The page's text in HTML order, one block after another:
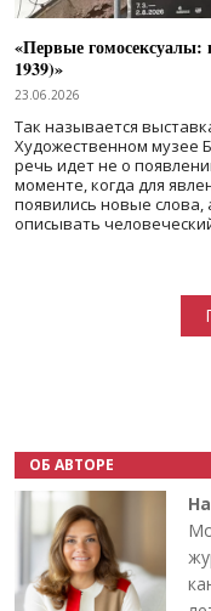
«Первые гомосексуалы:
1939)»
23.06.2026
Так называется
Художественном музее
речь идет не о
моменте, когда для
появились новые
описывать
ОБ АВТОРЕ